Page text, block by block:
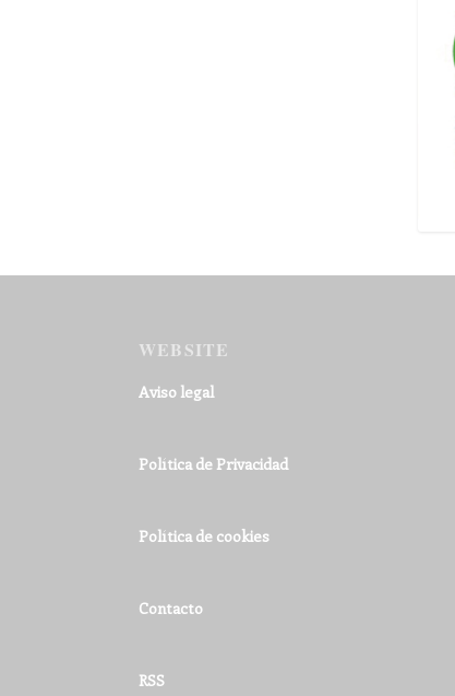
WEBSITE
Aviso legal
Política de Privacidad
Política de cookies
Contacto
RSS